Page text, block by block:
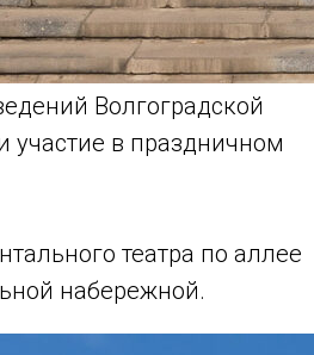
Волгоградской
участие в праздничном
театра по аллее
набережной.